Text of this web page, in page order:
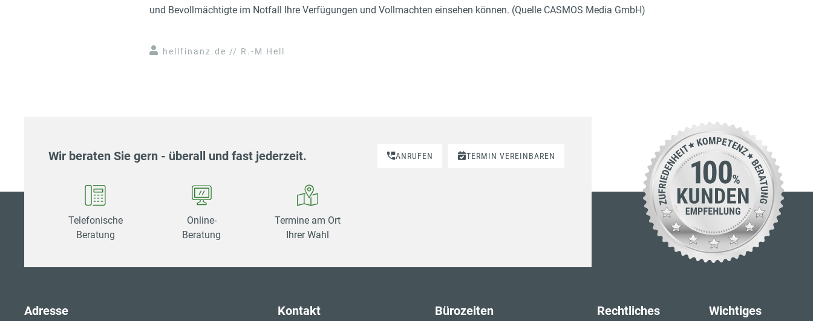
und Bevollmächtigte im Notfall Ihre Verfügungen und Vollmachten einsehen können. (Quelle CASMOS Media GmbH)
hellfinanz.de // R.-M Hell
Wir beraten Sie gern - überall und fast jederzeit. ANRUFEN TERMIN VEREINBAREN
Telefonische
Beratung
Online-
Beratung
Termine am Ort
Ihrer Wahl
Adresse Kontakt Bürozeiten Rechtliches Wichtiges